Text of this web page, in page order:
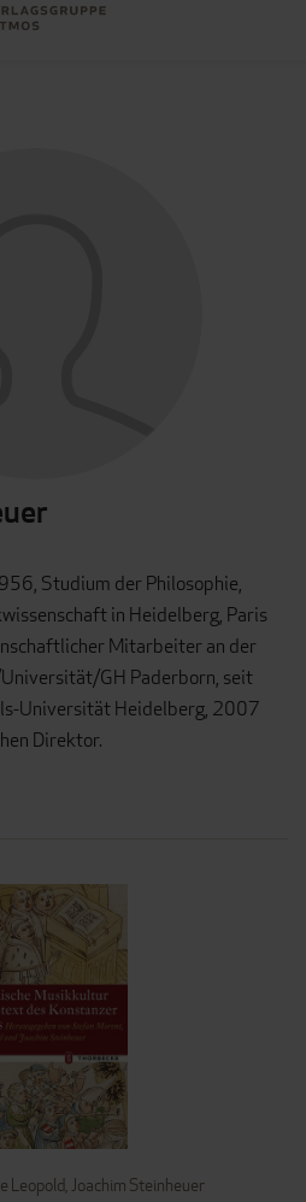
Studium der Philosophie,
in Heidelberg, Paris
Mitarbeiter an der
GH Paderborn, seit
Universität Heidelberg, 2007
Direktor.
Leopold, Joachim Steinheuer